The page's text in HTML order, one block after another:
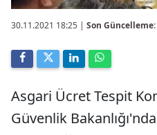
30.11.2021 18:25 | Son Güncelleme:
Asgari Ücret Tespit
Güvenlik